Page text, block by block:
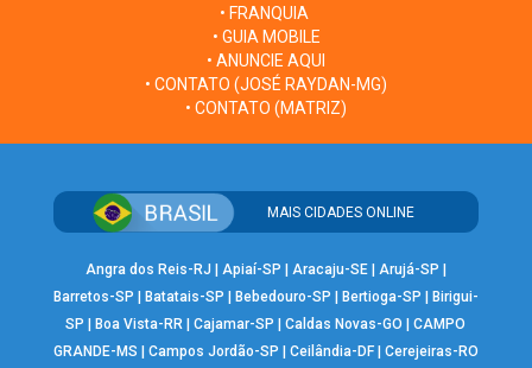
• FRANQUIA
• GUIA MOBILE
• ANUNCIE AQUI
• CONTATO (JOSÉ RAYDAN-MG)
• CONTATO (MATRIZ)
MAIS CIDADES ONLINE
Angra dos Reis-RJ | Apiaí-SP | Aracaju-SE| Arujá-SP |
Barretos-SP | Batatais-SP | Bebedouro-SP | Bertioga-SP | Birigui-
SP |Boa Vista-RR |Cajamar-SP |Caldas Novas-GO |CAMPO
GRANDE-MS | Campos Jordão-SP | Ceilândia-DF| Cerejeiras-RO